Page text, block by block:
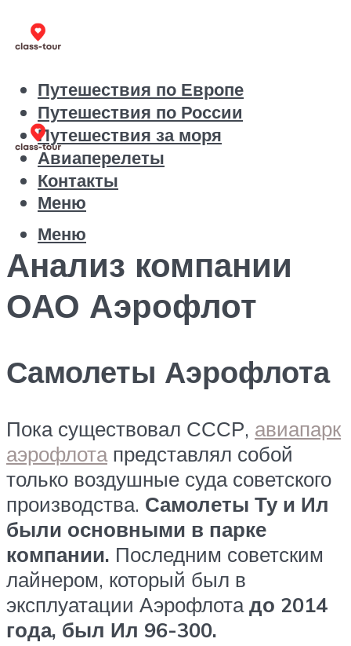
Путешествия по Европе
Путешествия по России
Путешествия за моря
Авиаперелеты
Контакты
Меню
Меню
Анализ компании
ОАО Аэрофлот
Самолеты Аэрофлота
Пока существовал СССР, авиапарк
аэрофлотапредставлял собой
только воздушные суда советского
производства. Самолеты Ту и Ил
были основными в парке
компании. Последним советским
лайнером, который был в
эксплуатации Аэрофлотадо 2014
года, был Ил 96-300.